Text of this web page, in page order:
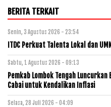
BERITA TERKAIT
Senin, 3 Agustus 2026 - 23:54
ITDC Perkuat Talenta Lokal dan
Sabtu, 1 Agustus 2026 - 09:13
Pemkab Lombok Tengah Luncurkan
Cabai untuk Kendalikan Inflasi
Selasa, 28 Juli 2026 - 04:09